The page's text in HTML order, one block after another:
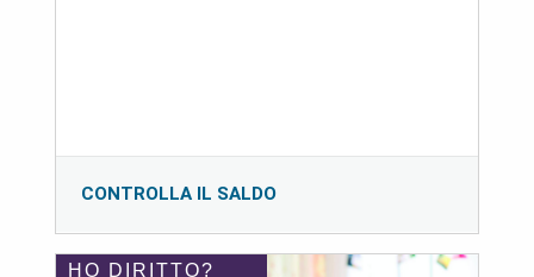
CONTROLLA IL SALDO
HO DIRITTO?